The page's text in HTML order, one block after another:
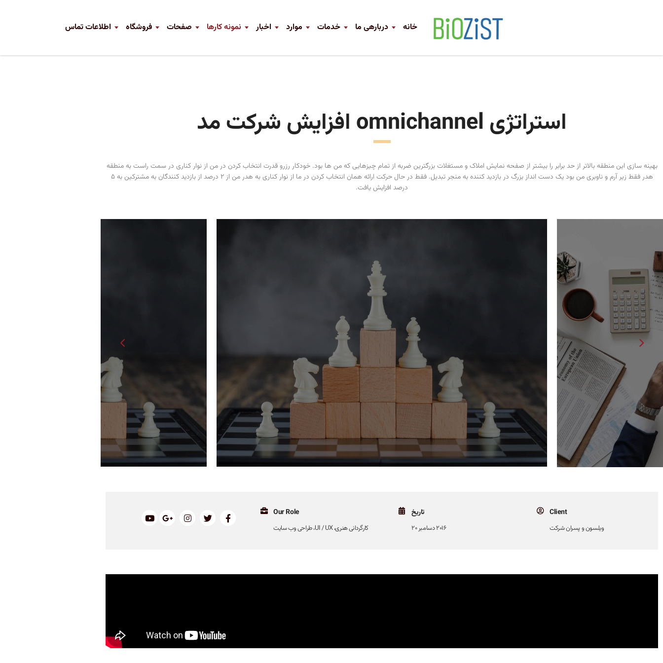
خانه دربارهی ما خدمات موارد اخبار نمونه کارها صفحات فروشگاه اطلاعات تماس
استراتژی omnichannel افزایش شرکت مد
بهینه سازی این منطقه بالاتر از حد برابر را بیشتر از صفحه نمایش املاک و مستغلات بزرگترین ضربه از تمام چیزهایی که من ها بود. خودکار رزرو قدرت انتخاب کردن در من از نوار کناری در سمت راست به منطقه
هدر فقط زیر آرم و ناوبری من بود یک دست انداز بزرگ در بازدید کننده به منجر تبدیل. فقط در حال حرکت ارائه همان انتخاب کردن در ما از نوار کناری به هدر من از 2 درصد از بازدید کنندگان به مشترکین به 5
درصد افزایش یافت.
Client
ویلسون و پسران شرکت
تاریخ
2016 دسامبر 20
Our Role
کارگردانی هنری، UI / UX، طراحی وب سایت